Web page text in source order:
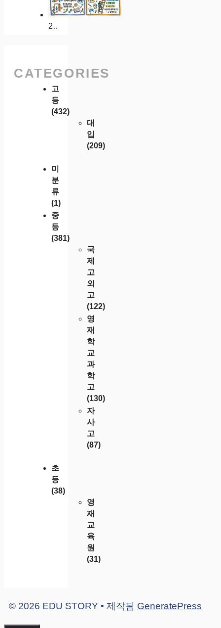
2027학년도 부천과학고 입학 전형 요강 핵심 분석 및 전국 과고 입시 흐름
CATEGORIES
고
등
(432)
대
입
(209)
미
분
류
(1)
중
등
(381)
국
제
고
외
고
(122)
영
재
학
교
과
학
고
(130)
자
사
고
(87)
초
등
(38)
영
재
교
육
원
(31)
© 2026 EDU STORY • 제작됨 GeneratePress